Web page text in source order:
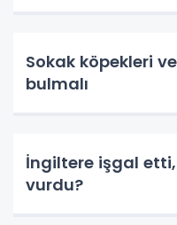
Sokak köpekleri
bulmalı
İngiltere işgal
vurdu?